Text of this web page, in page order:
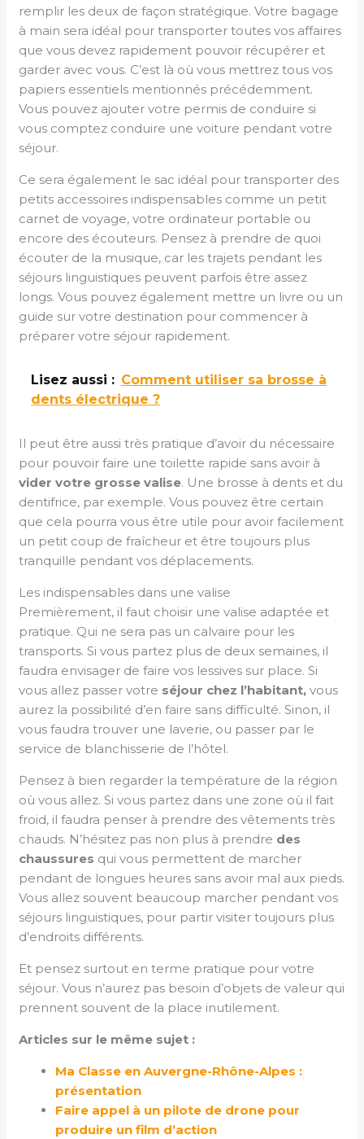
remplir les deux de façon stratégique. Votre bagage
à main sera idéal pour transporter toutes vos affaires
que vous devez rapidement pouvoir récupérer et
garder avec vous. C’est là où vous mettrez tous vos
papiers essentiels mentionnés précédemment.
Vous pouvez ajouter votre permis de conduire si
vous comptez conduire une voiture pendant votre
séjour.
Ce sera également le sac idéal pour transporter des
petits accessoires indispensables comme un petit
carnet de voyage, votre ordinateur portable ou
encore des écouteurs. Pensez à prendre de quoi
écouter de la musique, car les trajets pendant les
séjours linguistiques peuvent parfois être assez
longs. Vous pouvez également mettre un livre ou un
guide sur votre destination pour commencer à
préparer votre séjour rapidement.
Lisez aussi : Comment utiliser sa brosse à
dents électrique ?
Il peut être aussi très pratique d’avoir du nécessaire
pour pouvoir faire une toilette rapide sans avoir à
vider votre grosse valise. Une brosse à dents et du
dentifrice, par exemple. Vous pouvez être certain
que cela pourra vous être utile pour avoir facilement
un petit coup de fraîcheur et être toujours plus
tranquille pendant vos déplacements.
Les indispensables dans une valise
Premièrement, il faut choisir une valise adaptée et
pratique. Qui ne sera pas un calvaire pour les
transports. Si vous partez plus de deux semaines, il
faudra envisager de faire vos lessives sur place. Si
vous allez passer votre séjour chez l’habitant,vous
aurez la possibilité d’en faire sans difficulté. Sinon, il
vous faudra trouver une laverie, ou passer par le
service de blanchisserie de l’hôtel.
Pensez à bien regarder la température de la région
où vous allez. Si vous partez dans une zone où il fait
froid, il faudra penser à prendre des vêtements très
chauds. N’hésitez pas non plus à prendre des
chaussures qui vous permettent de marcher
pendant de longues heures sans avoir mal aux pieds.
Vous allez souvent beaucoup marcher pendant vos
séjours linguistiques, pour partir visiter toujours plus
d’endroits différents.
Et pensez surtout en terme pratique pour votre
séjour. Vous n’aurez pas besoin d’objets de valeur qui
prennent souvent de la place inutilement.
Articles sur le même sujet :
Ma Classe en Auvergne-Rhône-Alpes :
présentation
Faire appel à un pilote de drone pour
produire un film d’action